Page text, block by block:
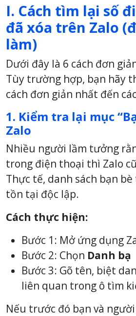
I. Cách tìm lại số
đã xóa trên Zalo
làm)
Dưới đây là 6 cách đơn
Tùy trường hợp, bạn hãy
cách đơn giản nhất đến
1. Kiểm tra lại mục
Zalo
Nhiều người lầm tưởng
trong điện thoại thì Zalo
Thực tế, danh sách bạn
tồn tại độc lập.
Cách thực hiện:
Bước 1: Mở ứng dụng
Bước 2: Chọn Danh bạ
Bước 3: Gõ tên, biệt
liên quan trong ô tìm
Nếu trước đó bạn và